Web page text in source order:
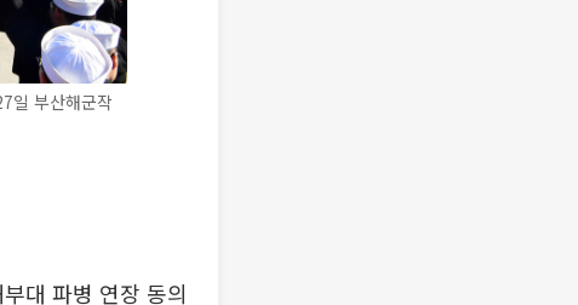
일 부산해군작
대 파병 연장 동의